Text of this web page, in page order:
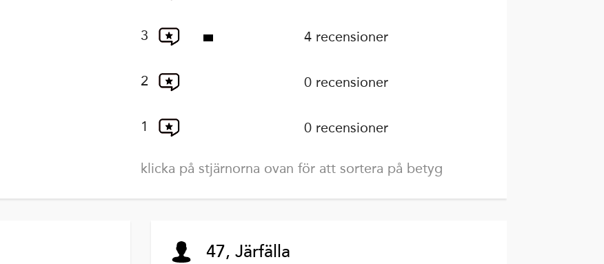
3 4 recensioner
2 0 recensioner
1 0 recensioner
klicka på stjärnorna ovan för att sortera på betyg
47, Järfälla